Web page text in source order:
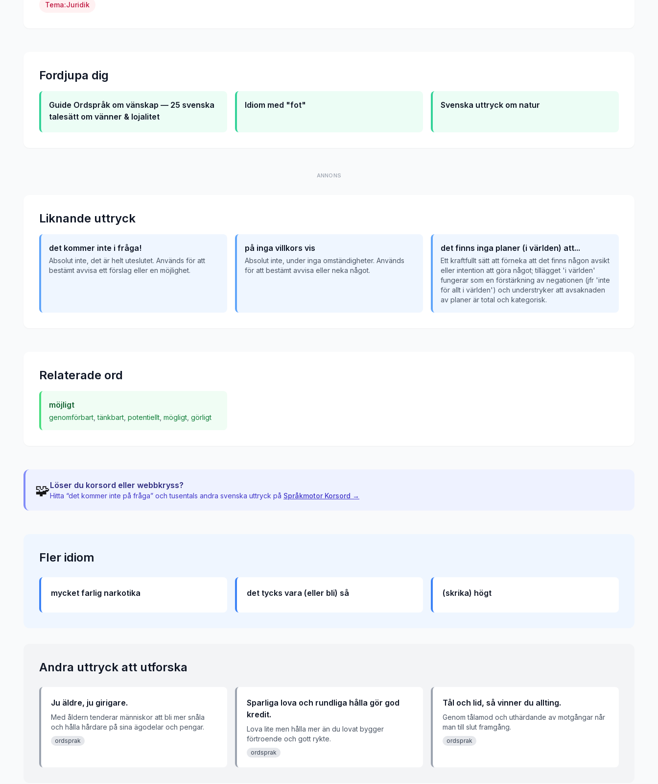
Tema:Juridik
Fordjupa dig
Guide Ordspråk om vänskap — 25 svenska
talesätt om vänner & lojalitet
Idiom med "fot" Svenska uttryck om natur
ANNONS
Liknande uttryck
det kommer inte i fråga!
Absolut inte, det är helt uteslutet. Används för att
bestämt avvisa ett förslag eller en möjlighet.
på inga villkors vis
Absolut inte, under inga omständigheter. Används
för att bestämt avvisa eller neka något.
det finns inga planer (i världen) att...
Ett kraftfullt sätt att förneka att det finns någon avsikt
eller intention att göra något; tillägget 'i världen'
fungerar som en förstärkning av negationen (jfr 'inte
för allt i världen') och understryker att avsaknaden
av planer är total och kategorisk.
Relaterade ord
möjligt
genomförbart ,tänkbart potentiellt mögligt görligt
🧩Löser du korsord eller webbkryss?
Hitta “det kommer inte på fråga” och tusentals andra svenska uttryck på Språkmotor Korsord →
Fler idiom
mycket farlig narkotika det tycks vara (eller bli) så (skrika) högt
Andra uttryck att utforska
Ju äldre, ju girigare.
Med åldern tenderar människor att bli mer snåla
och hålla hårdare på sina ägodelar och pengar.
ordsprak
Sparliga lova och rundliga hålla gör god
kredit.
Lova lite men hålla mer än du lovat bygger
förtroende och gott rykte.
ordsprak
Tål och lid, så vinner du allting.
Genom tålamod och uthärdande av motgångar når
man till slut framgång.
ordsprak